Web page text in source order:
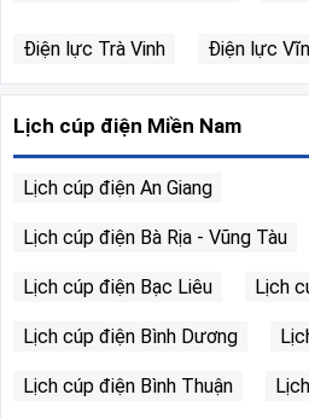
Điện lực Trà Vinh Điện lực
Lịch cúp điện Miền Nam
Lịch cúp điện An Giang
Lịch cúp điện Bà Rịa - Vũng Tàu
Lịch cúp điện Bạc Liêu Lịch
Lịch cúp điện Bình Dương
Lịch cúp điện Bình Thuận